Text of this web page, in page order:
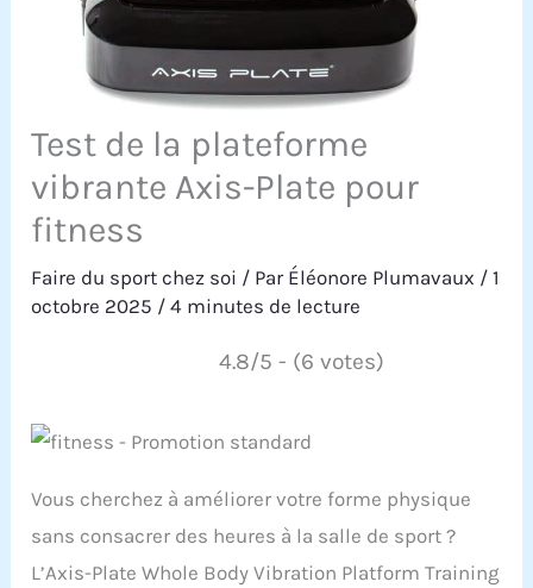
Test de la plateforme
vibrante Axis-Plate pour
fitness
Faire du sport chez soi / Par Éléonore Plumavaux /1
octobre 2025 /4 minutes de lecture
4.8/5 - (6 votes)
Vous cherchez à améliorer votre forme physique
sans consacrer des heures à la salle de sport ?
L’Axis-Plate Whole Body Vibration Platform Training